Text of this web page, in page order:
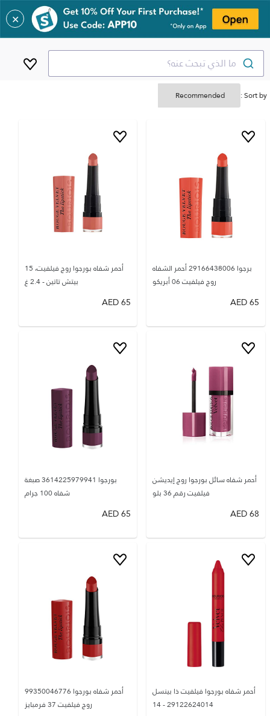
✕
ما الذي تبحث عنه؟
Sort by :
برجوا 29166438006 أحمر الشفاه
روج فيلفيت 06 أبريكو
65
AED
أحمر شفاه بورجوا روج فيلفيت، 15
بيتش تاتين - 2.4 غ
65
AED
أحمر شفاه سائل بورجوا روج إيديشن
فيلفيت رقم 36 بلو
68
AED
بورجوا 3614225979941 صبغة
شفاه 100 جرام
65
AED
أحمر شفاه بورجوا فيلفيت ذا بينسل
29122624014 - 14
أحمر شفاه بورجوا 99350046776
روج فيلفيت 37 فرمبايز